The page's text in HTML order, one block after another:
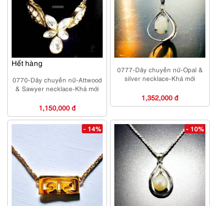
Hết hàng
0770-Dây chuyền nữ-Attwood
& Sawyer necklace-Khá mới
1,150,000 đ
0777-Dây chuyền nữ-Opal &
silver necklace-Khá mới
1,352,000 đ
- 14% - 10%